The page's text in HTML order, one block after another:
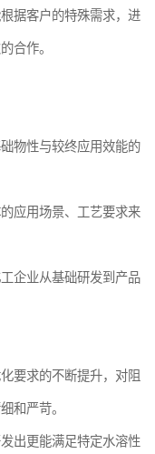
据客户的特殊需求，进
合作。
物性与较终应用效能的
应用场景、工艺要求来
企业从基础研发到产品
要求的不断提升，对阻
和严苛。
出更能满足特定水溶性